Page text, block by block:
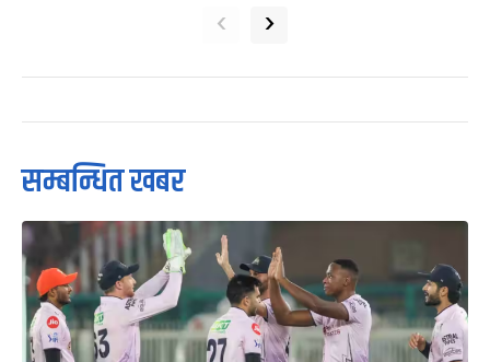
‹ ›
सम्बन्धित खबर